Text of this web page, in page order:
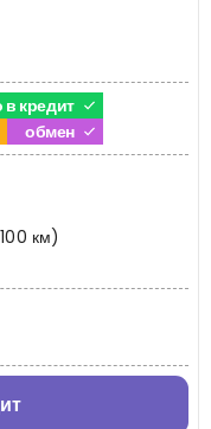
кредит
обмен
км)